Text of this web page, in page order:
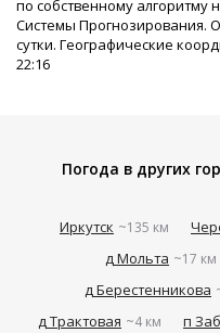
по собственному
Системы Прогнозирования.
сутки. Географические
22:16
Погода в других
Иркутск ~135 км
д Мольта ~17 км
д Берестенникова
д Трактовая ~4 км п